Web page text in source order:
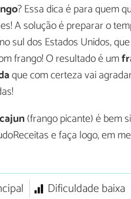
? Essa dica é para quem
A solução é preparar o
sul dos Estados Unidos,
frango! O resultado é um
que com certeza vai
(frango picante) é bem
e faça logo, em
Dificuldade baixa